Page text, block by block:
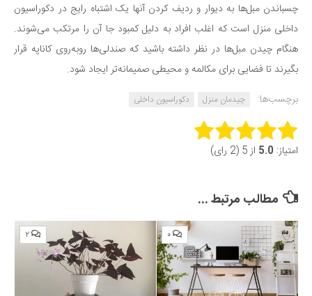
چسباندن مبل‌ها به دیوار و ردیف کردن آنها یک اشتباه رایج در دکوراسیون
داخلی منزل است که اغلب افراد به دلیل کمبود جا آن را مرتکب می‌شوند.
هنگام چیدن مبل‌ها در نظر داشته باشید که صندلی‌ها روبه‌روی کاناپه قرار
بگیرند تا فضایی برای مکالمه و محیطی صمیمانه‌تر ایجاد شود.
برچسب‌ها:
چیدمان منزل دکوراسیون داخلی
Rate this item:
امتیاز: 5.0 از 5 (2 رای)
مطالب مرتبط ...
۰ ۲